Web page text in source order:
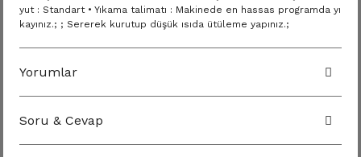
yut : Standart • Yıkama talimatı : Makinede en hassas programda yı
kayınız.; ; Sererek kurutup düşük ısıda ütüleme yapınız.;
Yorumlar
Soru & Cevap